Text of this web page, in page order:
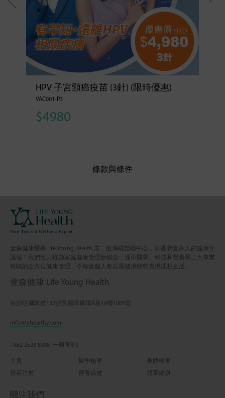
HPV 子宮頸癌疫苗 (3針) (限時優惠)
VAC001-P3
$4980
條款與條件
壹森健康醫療Life Young Health 非一般傳統體檢中心，而是您壹家人的健康守
護站！我們致力推動家庭健康管理新概念，提供醫學、科技和營養學三大專業
範疇的全方位健康管理，令每壹個人都以最健康狀態實現理想生活。
壹森健康 Life Young Health
尖沙咀彌敦道132號美麗華廣場A座10樓1009室
info@lyhealthy.com
+852 2523 8308 (一般查詢)
主頁 醫學檢查
身體檢查
疫苗注射
營養保健 兒童健康
關注我們